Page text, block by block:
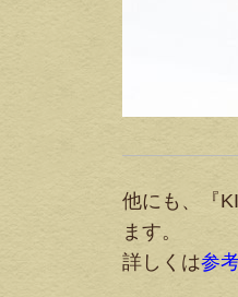
他にも、『
ます。
詳しくは参